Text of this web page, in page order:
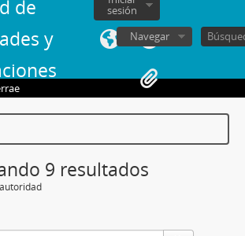
de
y
sesión
Navegar
9 resultados